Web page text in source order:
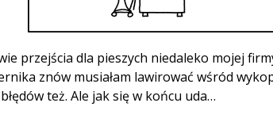
przejścia dla pieszych niedaleko mojej
znów musiałam lawirować wśród
też. Ale jak się w końcu uda…